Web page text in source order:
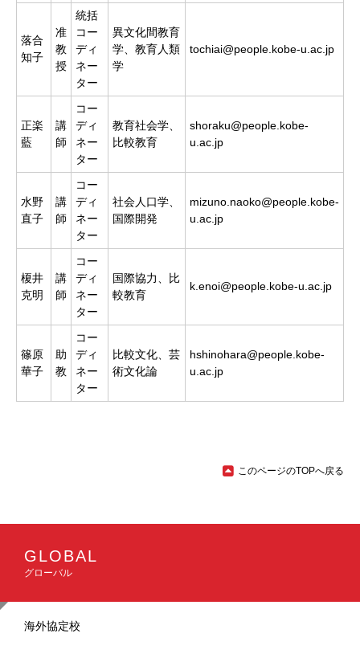
落合
知子
准
教
授
統括
コー
ディ
ネー
ター
異文化間教育
学、教育人類
学
tochiai@people.kobe-u.ac.jp
正楽
藍
講
師
コー
ディ
ネー
ター
教育社会学、
比較教育
shoraku@people.kobe-
u.ac.jp
水野
直子
講
師
コー
ディ
ネー
ター
社会人口学、
国際開発
mizuno.naoko@people.kobe-
u.ac.jp
榎井
克明
講
師
コー
ディ
ネー
ター
国際協力、比
較教育
k.enoi@people.kobe-u.ac.jp
篠原
華子
助
教
コー
ディ
ネー
ター
比較文化、芸
術文化論
hshinohara@people.kobe-
u.ac.jp
このページのTOPへ戻る
ゲ
GLOBAL
グローバル
海外協定校